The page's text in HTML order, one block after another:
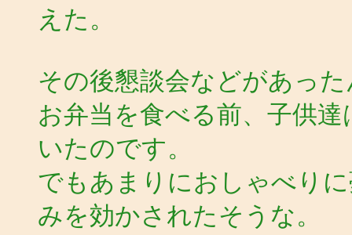
えた。
その後懇談会などがあった
お弁当を食べる前、子供
いたのです。
でもあまりにおしゃべり
みを効かされたそうな。